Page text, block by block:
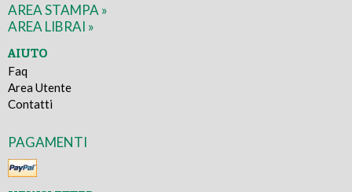
AREA STAMPA »
AREA LIBRAI »
AIUTO
Faq
Area Utente
Contatti
PAGAMENTI